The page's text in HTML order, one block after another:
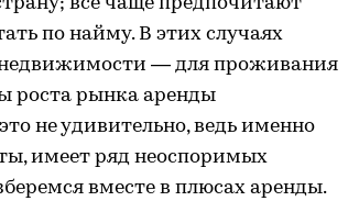
по найму. В этих случаях
недвижимости — для проживания
роста рынка аренды
не удивительно, ведь именно
имеет ряд неоспоримых
вместе в плюсах аренды.